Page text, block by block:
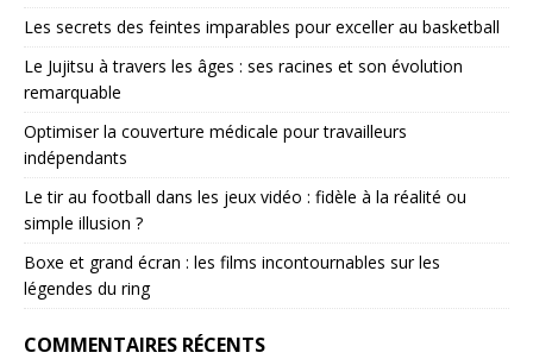
Les secrets des feintes imparables pour exceller au basketball
Le Jujitsu à travers les âges : ses racines et son évolution
remarquable
Optimiser la couverture médicale pour travailleurs
indépendants
Le tir au football dans les jeux vidéo : fidèle à la réalité ou
simple illusion ?
Boxe et grand écran : les films incontournables sur les
légendes du ring
COMMENTAIRES RÉCENTS